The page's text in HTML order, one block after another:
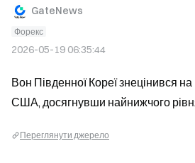
GateNews
Форекс
2026-05-19 06:35:44
Вон Південної Кореї знецінився
США, досягнувши найнижчого
Переглянути джерело